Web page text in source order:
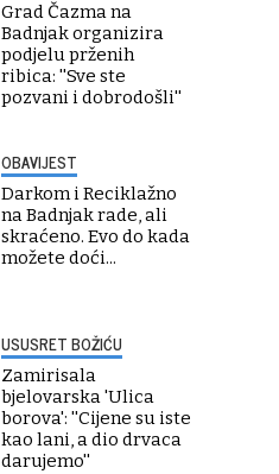
Grad Čazma na
Badnjak organizira
podjelu prženih
ribica: ''Sve ste
pozvani i dobrodošli''
OBAVIJEST
Darkom i Reciklažno
na Badnjak rade, ali
skraćeno. Evo do kada
možete doći...
USUSRET BOŽIĆU
Zamirisala
bjelovarska 'Ulica
borova': ''Cijene su iste
kao lani, a dio drvaca
darujemo''